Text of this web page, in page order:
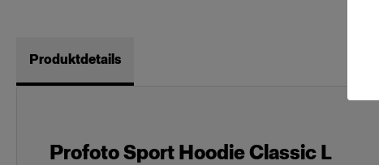
Produktdetails
Profoto Sport Hoodie Classic L